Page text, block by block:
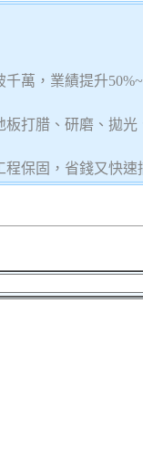
萬，業績提升
打腊、研磨、拋
程保固，省錢又快速